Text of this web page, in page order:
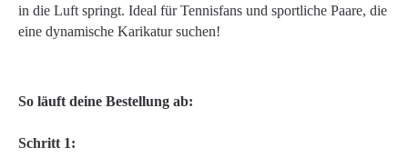
in die Luft springt. Ideal für Tennisfans und sportliche Paare, die
eine dynamische Karikatur suchen!
So läuft deine Bestellung ab:
Schritt 1: